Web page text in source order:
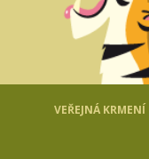
VEŘEJNÁ KRMENÍ